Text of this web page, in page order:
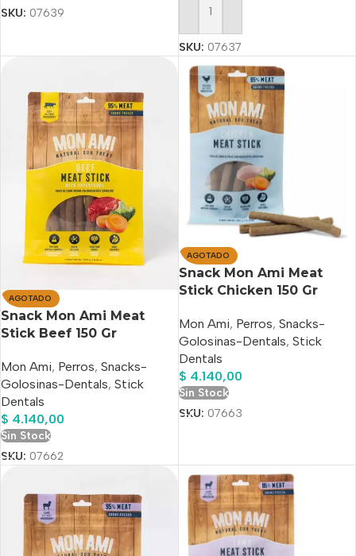
SKU: 07639 Añadir Al Carrito
SKU: 07637
AGOTADO
Snack Mon Ami Meat
Stick Beef 150 Gr
Mon Ami, Perros, Snacks-
Golosinas-Dentals, Stick
Dentals
$ 4.140,00
Sin Stock
SKU: 07662
AGOTADO
Snack Mon Ami Meat
Stick Chicken 150 Gr
Mon Ami, Perros, Snacks-
Golosinas-Dentals, Stick
Dentals
$ 4.140,00
Sin Stock
SKU: 07663